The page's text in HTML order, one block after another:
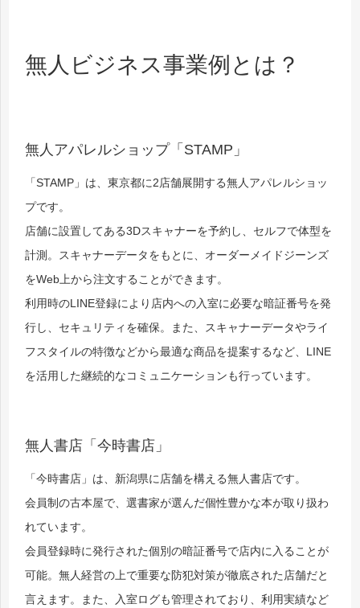
無人ビジネス事業例とは？
無人アパレルショップ「STAMP」
「STAMP」は、東京都に2店舗展開する無人アパレルショッ
プです。
店舗に設置してある3Dスキャナーを予約し、セルフで体型を
計測。スキャナーデータをもとに、オーダーメイドジーンズ
をWeb上から注文することができます。
利用時のLINE登録により店内への入室に必要な暗証番号を発
行し、セキュリティを確保。また、スキャナーデータやライ
フスタイルの特徴などから最適な商品を提案するなど、LINE
を活用した継続的なコミュニケーションも行っています。
無人書店「今時書店」
「今時書店」は、新潟県に店舗を構える無人書店です。
会員制の古本屋で、選書家が選んだ個性豊かな本が取り扱わ
れています。
会員登録時に発行された個別の暗証番号で店内に入ることが
可能。無人経営の上で重要な防犯対策が徹底された店舗だと
言えます。また、入室ログも管理されており、利用実績など